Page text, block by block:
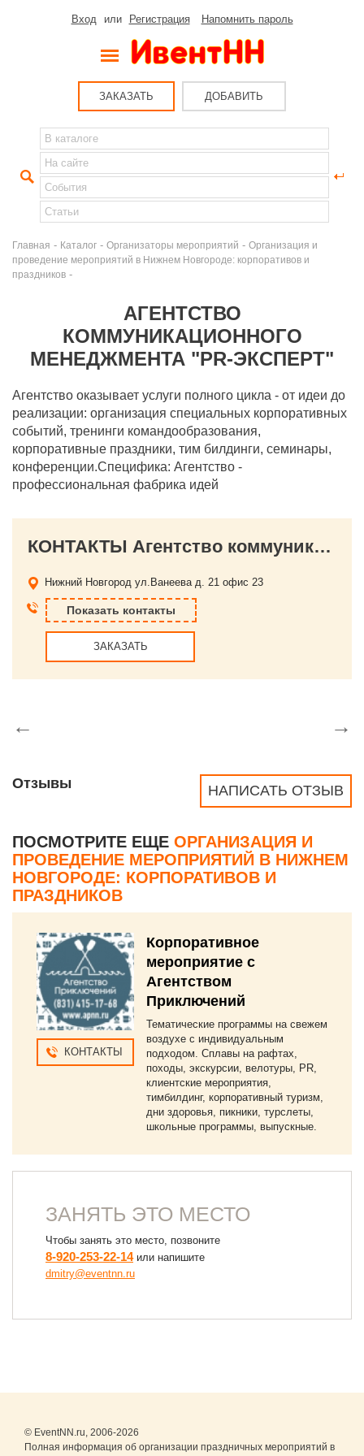
Вход или Регистрация Напомнить пароль
ЗАКАЗАТЬ ДОБАВИТЬ
Главная - Каталог - Организаторы мероприятий - Организация и
проведение мероприятий в Нижнем Новгороде: корпоративов и
праздников -
АГЕНТСТВО
КОММУНИКАЦИОННОГО
МЕНЕДЖМЕНТА "PR-ЭКСПЕРТ"
Агентство оказывает услуги полного цикла - от идеи до
реализации: организация специальных корпоративных
событий, тренинги командообразования,
корпоративные праздники, тим билдинги, семинары,
конференции.Специфика: Агентство -
профессиональная фабрика идей
КОНТАКТЫ Агентство коммуникационного менеджмента "PR-Эксперт"
Нижний Новгород ул.Ванеева д. 21 офис 23
Показать контакты
ЗАКАЗАТЬ
← →
НАПИСАТЬ ОТЗЫВ
Отзывы
ПОСМОТРИТЕ ЕЩЕ ОРГАНИЗАЦИЯ И
ПРОВЕДЕНИЕ МЕРОПРИЯТИЙ В НИЖНЕМ
НОВГОРОДЕ: КОРПОРАТИВОВ И
ПРАЗДНИКОВ
КОНТАКТЫ
Корпоративное
мероприятие с
Агентством
Приключений
Тематические программы на свежем
воздухе с индивидуальным
подходом. Сплавы на рафтах,
походы, экскурсии, велотуры, PR,
клиентские мероприятия,
тимбилдинг, корпоративный туризм,
дни здоровья, пикники, турслеты,
школьные программы, выпускные.
ЗАНЯТЬ ЭТО МЕСТО
Чтобы занять это место, позвоните
8-920-253-22-14или напишите
dmitry@eventnn.ru
© EventNN.ru, 2006-2026
Полная информация об организации праздничных мероприятий в